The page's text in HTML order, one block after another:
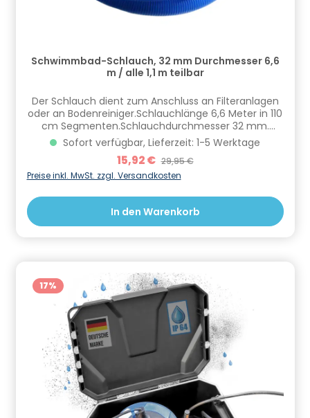
Schwimmbad-Schlauch, 32 mm Durchmesser 6,6
m / alle 1,1 m teilbar
Der Schlauch dient zum Anschluss an Filteranlagen
oder an Bodenreiniger.Schlauchlänge 6,6 Meter in 110
cm Segmenten.Schlauchdurchmesser 32 mm.
Informationen zur Produktsicherheit Hersteller/EU
Verantwortliche Person: CF Group Deutschland
GmbH, Bahnhofstraße 68, 73240 Wendlingen, DE,
info.de@cf.group, +4970244048100
Sofort verfügbar, Lieferzeit: 1-5 Werktage
Verkaufspreis:
15,92 € Regulärer Preis:
29,95 €
Preise inkl. MwSt. zzgl. Versandkosten
In den Warenkorb
17%